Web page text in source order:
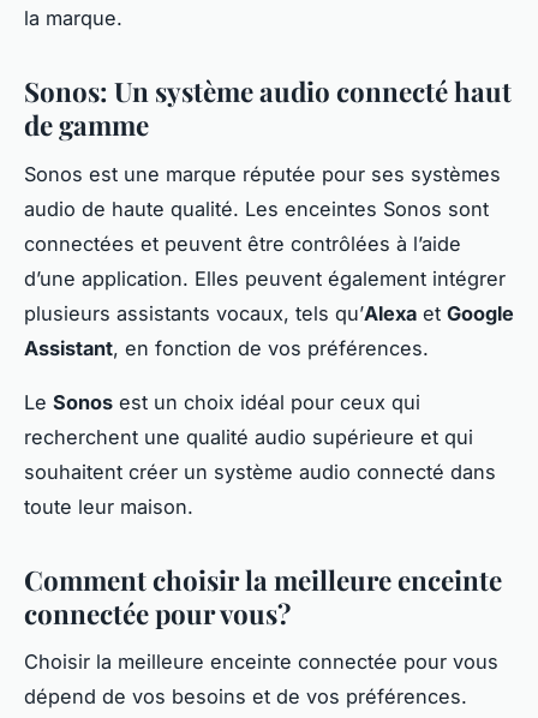
la marque.
Sonos: Un système audio connecté haut
de gamme
Sonos est une marque réputée pour ses systèmes
audio de haute qualité. Les enceintes Sonos sont
connectées et peuvent être contrôlées à l’aide
d’une application. Elles peuvent également intégrer
plusieurs assistants vocaux, tels qu’Alexa et Google
Assistant, en fonction de vos préférences.
Le Sonos est un choix idéal pour ceux qui
recherchent une qualité audio supérieure et qui
souhaitent créer un système audio connecté dans
toute leur maison.
Comment choisir la meilleure enceinte
connectée pour vous?
Choisir la meilleure enceinte connectée pour vous
dépend de vos besoins et de vos préférences.